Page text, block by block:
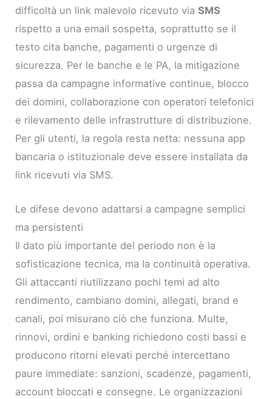
difficoltà un link malevolo ricevuto viaSMS
rispetto a una email sospetta, soprattutto se il
testo cita banche, pagamenti o urgenze di
sicurezza. Per le banche e le PA, la mitigazione
passa da campagne informative continue, blocco
dei domini, collaborazione con operatori telefonici
e rilevamento delle infrastrutture di distribuzione.
Per gli utenti, la regola resta netta: nessuna app
bancaria o istituzionale deve essere installata da
link ricevuti via SMS.
Le difese devono adattarsi a campagne semplici
ma persistenti
Il dato più importante del periodo non è la
sofisticazione tecnica, ma la continuità operativa.
Gli attaccanti riutilizzano pochi temi ad alto
rendimento, cambiano domini, allegati, brand e
canali, poi misurano ciò che funziona. Multe,
rinnovi, ordini e banking richiedono costi bassi e
producono ritorni elevati perché intercettano
paure immediate: sanzioni, scadenze, pagamenti,
account bloccati e consegne. Le organizzazioni